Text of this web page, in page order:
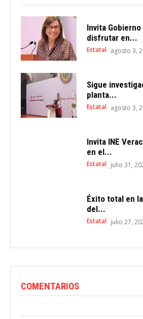
Invita
disfrutar en...
Estatal agosto 3,
Sigue
planta...
Estatal agosto 3,
Invita INE
en el...
Estatal julio 31,
Éxito total en
del...
Estatal julio 27,
COMENTARIOS